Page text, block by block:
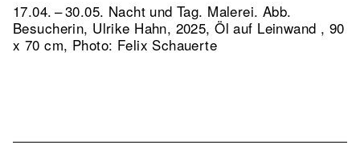
17.04. – 30.05. Nacht und Tag. Malerei. Abb.
Besucherin, Ulrike Hahn, 2025, Öl auf Leinwand , 90
x 70 cm, Photo: Felix Schauerte